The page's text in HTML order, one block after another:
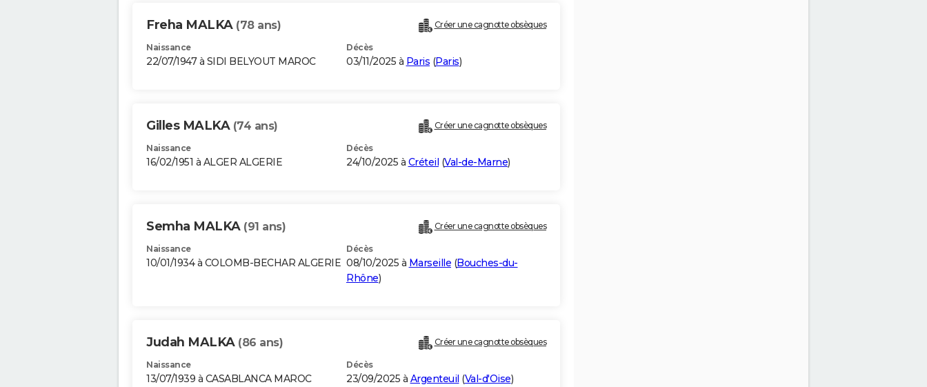
Freha MALKA (78 ans) Créer une cagnotte obsèques
Naissance
22/07/1947 à SIDI BELYOUT MAROC
Décès
03/11/2025 à Paris (Paris)
Gilles MALKA (74 ans) Créer une cagnotte obsèques
Naissance
16/02/1951 à ALGER ALGERIE
Décès
24/10/2025 à Créteil (Val-de-Marne)
Semha MALKA (91 ans) Créer une cagnotte obsèques
Naissance
10/01/1934 à COLOMB-BECHAR ALGERIE
Décès
08/10/2025 à Marseille (Bouches-du-
Rhône)
Judah MALKA (86 ans) Créer une cagnotte obsèques
Naissance
13/07/1939 à CASABLANCA MAROC
Décès
23/09/2025 à Argenteuil (Val-d'Oise)